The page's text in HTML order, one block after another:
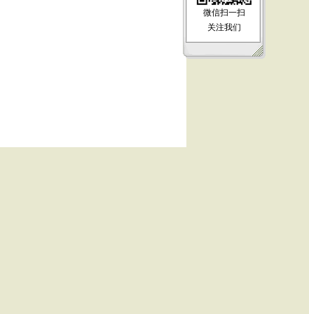
微信扫一扫
关注我们